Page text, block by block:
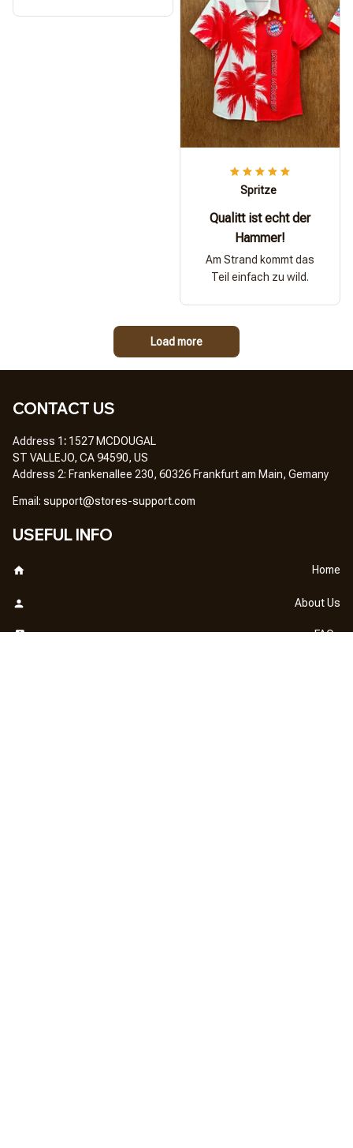
Spritze
Qualitt ist echt der
Hammer!
Am Strand kommt das
Teil einfach zu wild.
Load more
CONTACT US
Address 1: 1527 MCDOUGAL
ST VALLEJO, CA 94590, US
Address 2: Frankenallee 230, 60326 Frankfurt am Main, Gemany
Email: support@stores-support.com
USEFUL INFO
Home
About Us
FAQs